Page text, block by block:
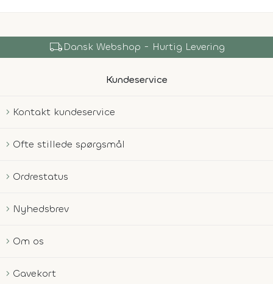
local_shippingDansk Webshop - Hurtig Levering
Kundeservice
Kontakt kundeservice
Ofte stillede spørgsmål
Ordrestatus
Nyhedsbrev
Om os
Gavekort